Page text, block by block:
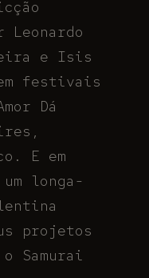
e Isis
festivais
Dá
E em
longa-
projetos
Samurai